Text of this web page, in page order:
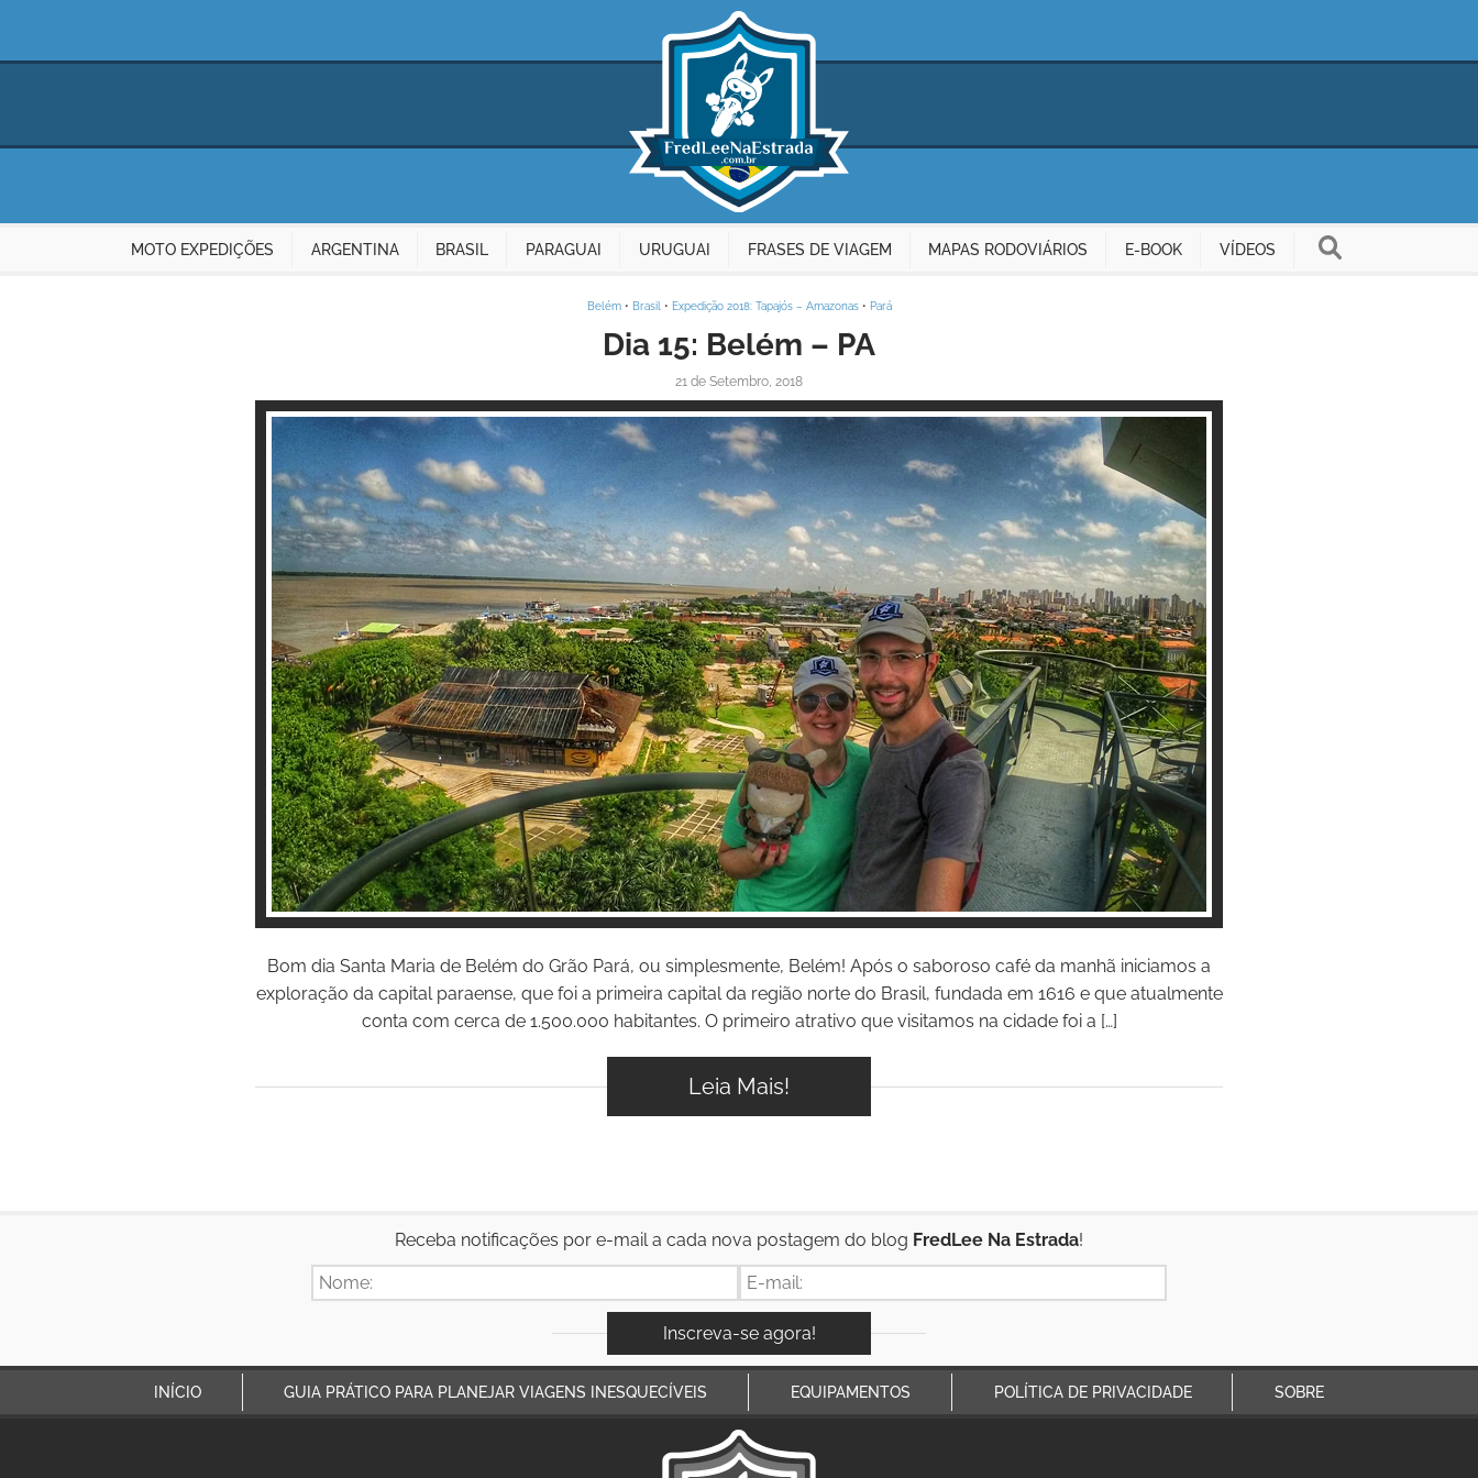
MOTO EXPEDIÇÕES ARGENTINA BRASIL PARAGUAI URUGUAI FRASES DE VIAGEM MAPAS RODOVIÁRIOS E-BOOK VÍDEOS
Belém• Brasil • Expedição 2018: Tapajós – Amazonas• Pará
Dia 15: Belém – PA
21 de Setembro, 2018
Inspire-se!
Bom dia Santa Maria de Belém do Grão Pará, ou simplesmente, Belém! Após o saboroso café da manhã iniciamos a
exploração da capital paraense, que foi a primeira capital da região norte do Brasil, fundada em 1616 e que atualmente
conta com cerca de 1.500.000 habitantes. O primeiro atrativo que visitamos na cidade foi a […]
Leia Mais!
Receba notificações por e-mail a cada nova postagem do blog FredLee Na Estrada!
INÍCIO GUIA PRÁTICO PARA PLANEJAR VIAGENS INESQUECÍVEIS EQUIPAMENTOS POLÍTICA DE PRIVACIDADE SOBRE